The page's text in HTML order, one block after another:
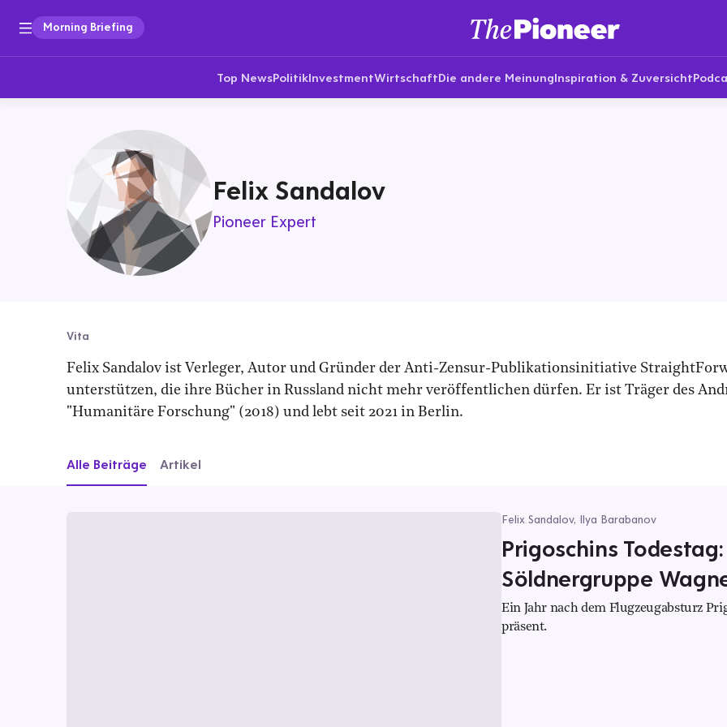
Morning Briefing
Top NewsPolitikInvestmentWirtschaftDie andere MeinungInspiration & Zuversicht
Felix Sandalov
Pioneer Expert
Vita
Felix Sandalov ist Verleger, Autor und Gründer der Anti-Zensur-Publikationsinitiative
unterstützen, die ihre Bücher in Russland nicht mehr veröffentlichen dürfen. Er ist Träger des
"Humanitäre Forschung" (2018) und lebt seit 2021 in Berlin.
Alle Beiträge Artikel
Felix Sandalov, Ilya Barabanov
Prigoschins
Söldnergruppe
Ein Jahr nach dem Flugzeugabsturz
präsent.